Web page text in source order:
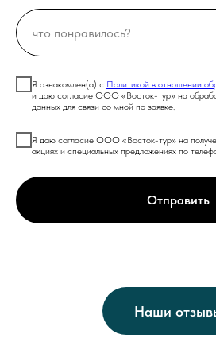
Я ознакомлен(а) с Политикой в отношении
и даю согласие ООО «Восток-тур» на
данных для связи со мной по заявке.
Я даю согласие ООО «Восток-тур» на
акциях и специальных предложениях по
Отправить
Наши